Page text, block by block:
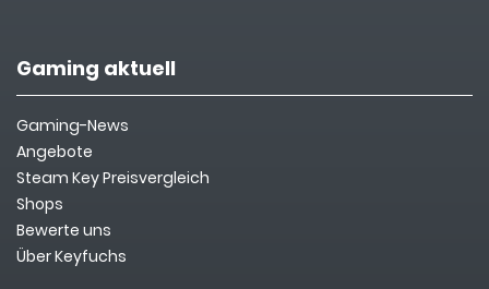
Gaming aktuell
Gaming-News
Angebote
Steam Key Preisvergleich
Shops
Bewerte uns
Über Keyfuchs